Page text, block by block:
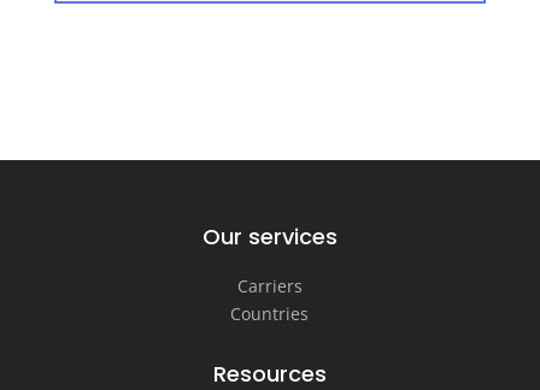
Our services
Carriers
Countries
Resources